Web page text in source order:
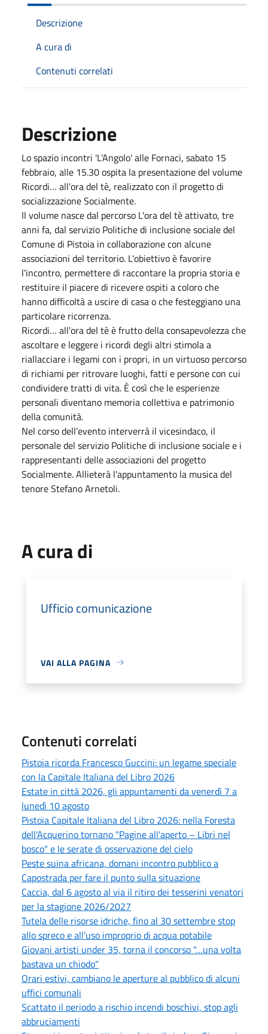
Descrizione
A cura di
Contenuti correlati
Descrizione
Lo spazio incontri 'L’Angolo' alle Fornaci, sabato 15
febbraio, alle 15.30 ospita la presentazione del volume
Ricordi… all’ora del tè, realizzato con il progetto di
socializzazione Socialmente.
Il volume nasce dal percorso L'ora del tè attivato, tre
anni fa, dal servizio Politiche di inclusione sociale del
Comune di Pistoia in collaborazione con alcune
associazioni del territorio. L'obiettivo è favorire
l'incontro, permettere di raccontare la propria storia e
restituire il piacere di ricevere ospiti a coloro che
hanno difficoltà a uscire di casa o che festeggiano una
particolare ricorrenza.
Ricordi… all’ora del tè è frutto della consapevolezza che
ascoltare e leggere i ricordi degli altri stimola a
riallacciare i legami con i propri, in un virtuoso percorso
di richiami per ritrovare luoghi, fatti e persone con cui
condividere tratti di vita. È così che le esperienze
personali diventano memoria collettiva e patrimonio
della comunità.
Nel corso dell’evento interverrà il vicesindaco, il
personale del servizio Politiche di inclusione sociale e i
rappresentanti delle associazioni del progetto
Socialmente. Allieterà l'appuntamento la musica del
tenore Stefano Arnetoli.
A cura di
Ufficio comunicazione
VAI ALLA PAGINA
Contenuti correlati
Pistoia ricorda Francesco Guccini: un legame speciale
con la Capitale Italiana del Libro 2026
Estate in città 2026, gli appuntamenti da venerdì 7 a
lunedì 10 agosto
Pistoia Capitale Italiana del Libro 2026: nella Foresta
dell'Acquerino tornano "Pagine all'aperto – Libri nel
bosco" e le serate di osservazione del cielo
Peste suina africana, domani incontro pubblico a
Capostrada per fare il punto sulla situazione
Caccia, dal 6 agosto al via il ritiro dei tesserini venatori
per la stagione 2026/2027
Tutela delle risorse idriche, fino al 30 settembre stop
allo spreco e all’uso improprio di acqua potabile
Giovani artisti under 35, torna il concorso "…una volta
bastava un chiodo"
Orari estivi, cambiano le aperture al pubblico di alcuni
uffici comunali
Scattato il periodo a rischio incendi boschivi, stop agli
abbruciamenti